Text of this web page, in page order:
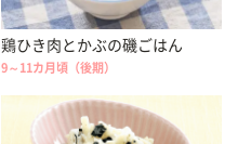
鶏ひき肉とかぶの磯ごはん
9～11カ月頃（後期）